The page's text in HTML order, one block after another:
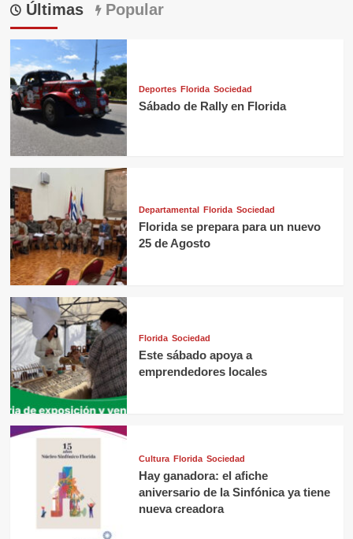
Últimas Popular
Deportes Florida Sociedad
Sábado de Rally en Florida
Departamental Florida Sociedad
Florida se prepara para un nuevo
25 de Agosto
Florida Sociedad
Este sábado apoya a
emprendedores locales
Cultura Florida Sociedad
Hay ganadora: el afiche
aniversario de la Sinfónica ya tiene
nueva creadora